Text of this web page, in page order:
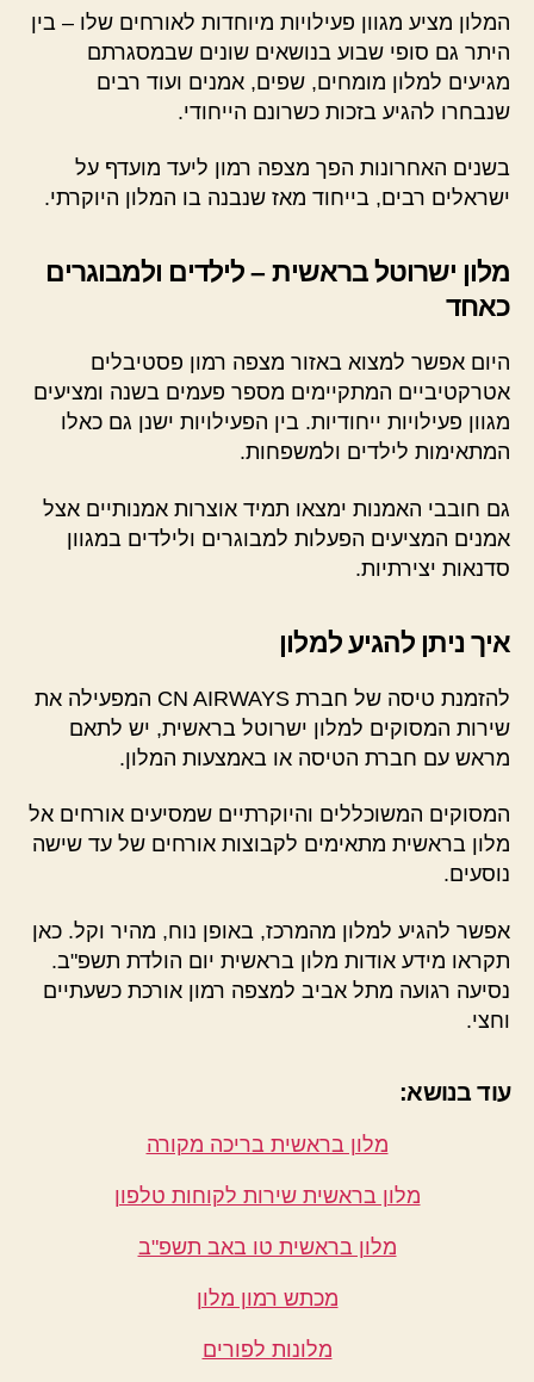
המלון מציע מגוון פעילויות מיוחדות לאורחים שלו – בין
היתר גם סופי שבוע בנושאים שונים שבמסגרתם
מגיעים למלון מומחים, שפים, אמנים ועוד רבים
שנבחרו להגיע בזכות כשרונם הייחודי.
בשנים האחרונות הפך מצפה רמון ליעד מועדף על
ישראלים רבים, בייחוד מאז שנבנה בו המלון היוקרתי.
מלון ישרוטל בראשית – לילדים ולמבוגרים
כאחד
היום אפשר למצוא באזור מצפה רמון פסטיבלים
אטרקטיביים המתקיימים מספר פעמים בשנה ומציעים
מגוון פעילויות ייחודיות. בין הפעילויות ישנן גם כאלו
המתאימות לילדים ולמשפחות.
גם חובבי האמנות ימצאו תמיד אוצרות אמנותיים אצל
אמנים המציעים הפעלות למבוגרים ולילדים במגוון
סדנאות יצירתיות.
איך ניתן להגיע למלון
להזמנת טיסה של חברת CN AIRWAYS המפעילה את
שירות המסוקים למלון ישרוטל בראשית, יש לתאם
מראש עם חברת הטיסה או באמצעות המלון.
המסוקים המשוכללים והיוקרתיים שמסיעים אורחים אל
מלון בראשית מתאימים לקבוצות אורחים של עד שישה
נוסעים.
אפשר להגיע למלון מהמרכז, באופן נוח, מהיר וקל. כאן
תקראו מידע אודות מלון בראשית יום הולדת תשפ"ב.
נסיעה רגועה מתל אביב למצפה רמון אורכת כשעתיים
וחצי.
עוד בנושא:
מלון בראשית בריכה מקורה
מלון בראשית שירות לקוחות טלפון
מלון בראשית טו באב תשפ"ב
מכתש רמון מלון
מלונות לפורים